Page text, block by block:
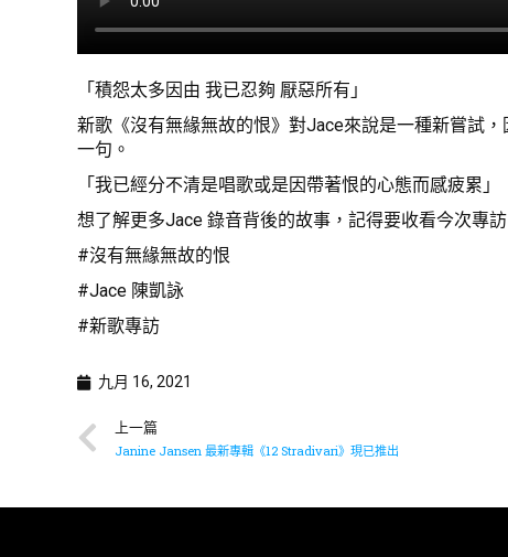
「積怨太多因由 我已忍夠 厭惡所有」
新歌《沒有無緣無故的恨》對Jace來說是一種新嘗試
一句。
「我已經分不清是唱歌或是因帶著恨的心態而感疲累」
想了解更多Jace 錄音背後的故事，記得要收看今次專訪
#沒有無緣無故的恨
#Jace 陳凱詠
#新歌專訪
九月 16, 2021
上一篇
Janine Jansen 最新專輯《12 Stradivari》現已推出